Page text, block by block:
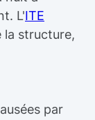
L'ITE
la structure,
par